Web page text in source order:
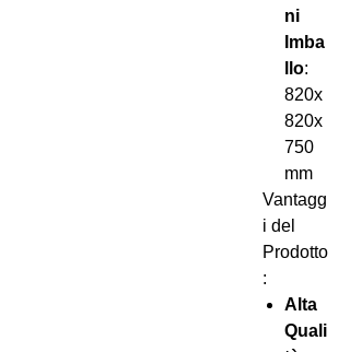
ni
Imba
llo:
820x
820x
750
mm
Vantagg
i del
Prodotto
:
Alta
Quali